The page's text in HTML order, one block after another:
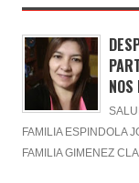
NOS
FAMILIA ESPINDOLA
FAMILIA GIMENEZ